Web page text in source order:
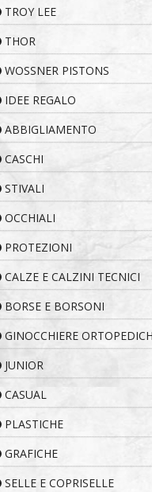
TROY LEE
THOR
WOSSNER PISTONS
IDEE REGALO
ABBIGLIAMENTO
CASCHI
STIVALI
OCCHIALI
PROTEZIONI
CALZE E CALZINI TECNICI
BORSE E BORSONI
GINOCCHIERE
JUNIOR
CASUAL
PLASTICHE
GRAFICHE
SELLE E COPRISELLE